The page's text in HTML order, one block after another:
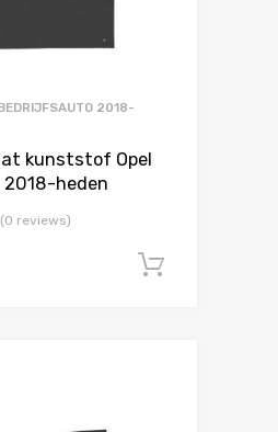
2018-
kunststof Opel
2018-heden
(0 reviews)